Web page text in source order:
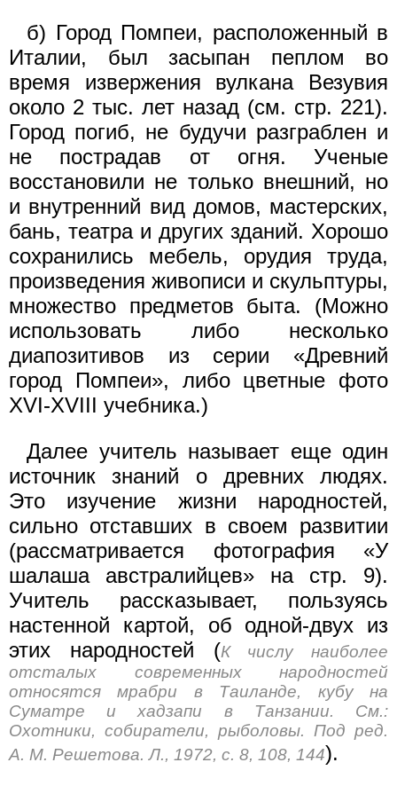
б) Город Помпеи, расположенный в
Италии, был засыпан пеплом во
время извержения вулкана Везувия
около 2 тыс. лет назад (см. стр. 221).
Город погиб, не будучи разграблен и
не пострадав от огня. Ученые
восстановили не только внешний, но
и внутренний вид домов, мастерских,
бань, театра и других зданий. Хорошо
сохранились мебель, орудия труда,
произведения живописи и скульптуры,
множество предметов быта. (Можно
использовать либо несколько
диапозитивов из серии «Древний
город Помпеи», либо цветные фото
XVI-XVIII учебника.)
Далее учитель называет еще один
источник знаний о древних людях.
Это изучение жизни народностей,
сильно отставших в своем развитии
(рассматривается фотография «У
шалаша австралийцев» на стр. 9).
Учитель рассказывает, пользуясь
настенной картой, об одной-двух из
этих народностей (К числу наиболее
отсталых современных народностей
относятся мрабри в Таиланде, кубу на
Суматре и хадзапи в Танзании. См.:
Охотники, собиратели, рыболовы. Под ред.
А. М. Решетова. Л., 1972, с. 8, 108, 144).